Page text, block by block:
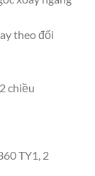
theo đối
chiều